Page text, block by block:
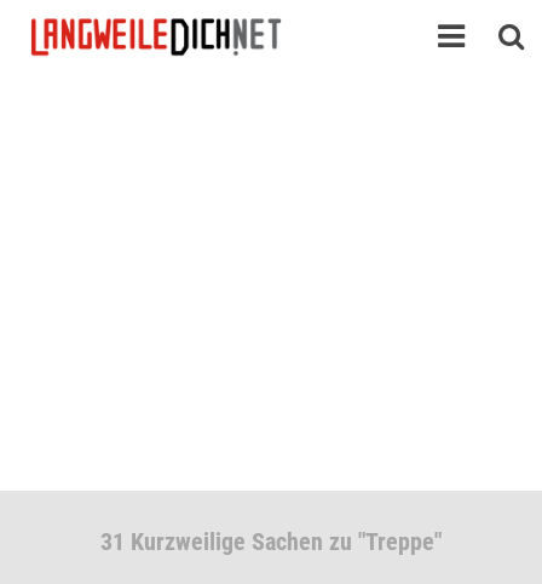
31 Kurzweilige Sachen zu "Treppe"